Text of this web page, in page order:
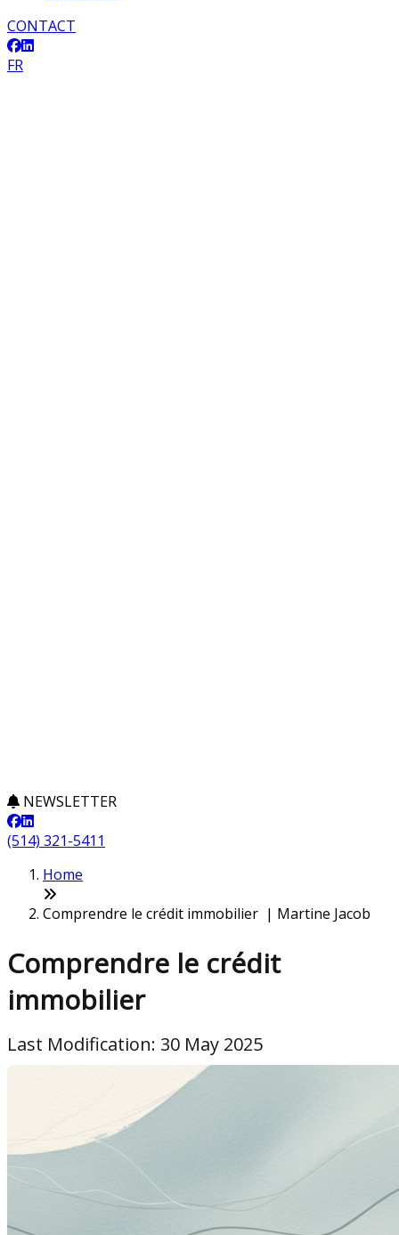
CONTACT
FR
NEWSLETTER
(514) 321-5411
Home
Comprendre le crédit immobilier | Martine Jacob
Comprendre le crédit
immobilier
Last Modification: 30 May 2025